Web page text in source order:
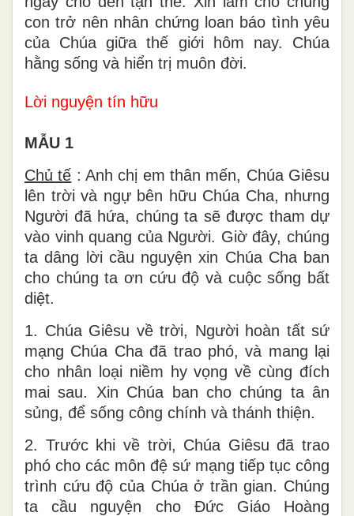
con trở nên nhân chứng loan báo tình yêu
của Chúa giữa thế giới hôm nay. Chúa
hằng sống và hiển trị muôn đời.
Lời nguyện tín hữu
MẪU 1
Chủ tế : Anh chị em thân mến, Chúa Giêsu
lên trời và ngự bên hữu Chúa Cha, nhưng
Người đã hứa, chúng ta sẽ được tham dự
vào vinh quang của Người. Giờ đây, chúng
ta dâng lời cầu nguyện xin Chúa Cha ban
cho chúng ta ơn cứu độ và cuộc sống bất
diệt.
1. Chúa Giêsu về trời, Người hoàn tất sứ
mạng Chúa Cha đã trao phó, và mang lại
cho nhân loại niềm hy vọng về cùng đích
mai sau. Xin Chúa ban cho chúng ta ân
sủng, để sống công chính và thánh thiện.
2. Trước khi về trời, Chúa Giêsu đã trao
phó cho các môn đệ sứ mạng tiếp tục công
trình cứu độ của Chúa ở trần gian. Chúng
ta cầu nguyện cho Đức Giáo Hoàng